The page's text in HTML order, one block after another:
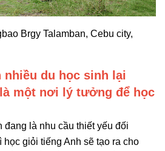
Brgy Talamban, Cebu city,
nhiều du học sinh lại
một nơi lý tưởng để học
đang là nhu cầu thiết yếu đối
giỏi tiếng Anh sẽ tạo ra cho